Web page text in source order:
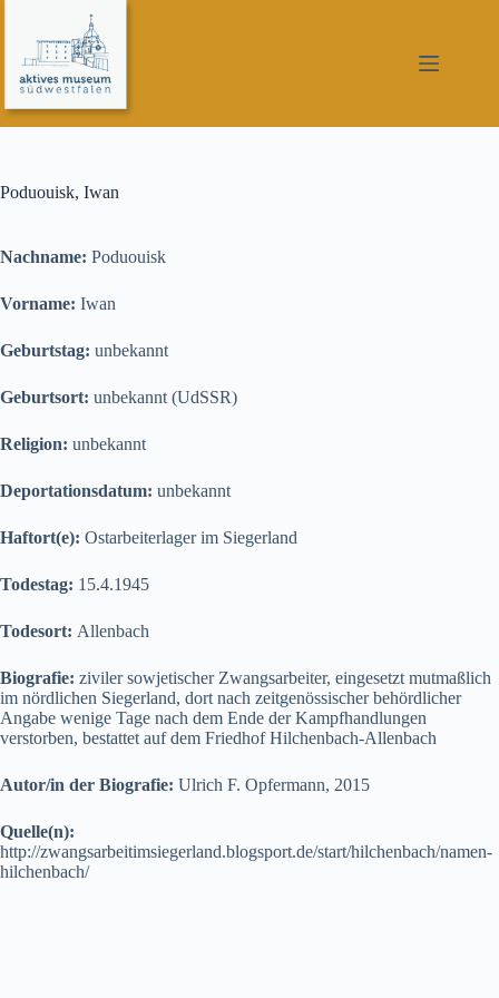
springen
Poduouisk, Iwan
Nachname: Poduouisk
Vorname: Iwan
Geburtstag: unbekannt
Geburtsort: unbekannt (UdSSR)
Religion: unbekannt
Deportationsdatum: unbekannt
Haftort(e): Ostarbeiterlager im Siegerland
Todestag: 15.4.1945
Todesort: Allenbach
Biografie: ziviler sowjetischer Zwangsarbeiter, eingesetzt mutmaßlich
im nördlichen Siegerland, dort nach zeitgenössischer behördlicher
Angabe wenige Tage nach dem Ende der Kampfhandlungen
verstorben, bestattet auf dem Friedhof Hilchenbach-Allenbach
Autor/in der Biografie: Ulrich F. Opfermann, 2015
Quelle(n):
http://zwangsarbeitimsiegerland.blogsport.de/start/hilchenbach/namen-
hilchenbach/